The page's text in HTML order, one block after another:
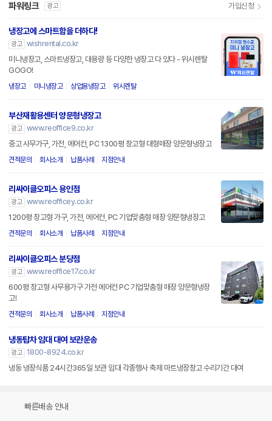
파워링크 광고 가입신청
냉장고에 스마트함을 더하다!
광고 wishrental.co.kr
미니냉장고, 스마트냉장고, 대용량 등 다양한 냉장고 다 있다 - 위시렌탈
GOGO!
냉장고 미니냉장고 상업용냉장고 위시렌탈
부산재활용센터 양문형냉장고
광고 www.reoffice9.co.kr
중고 사무가구, 가전, 에어컨, PC 1300평 창고형 대형매장 양문형냉장고
견적문의 회사소개 납품사례 지점안내
리싸이클오피스 용인점
광고 www.reofficey.co.kr
1200평 창고형 가구, 가전, 에어컨, PC 기업맞춤형 매장 양문형냉장고
견적문의 회사소개 납품사례 지점안내
리싸이클오피스 분당점
광고 www.reoffice17.co.kr
600평 창고형 사무용가구 가전 에어컨 PC 기업맞춤형 매장 양문형냉장
고!
견적문의 회사소개 납품사례 지점안내
냉동탑차 임대 대여 보관운송
광고 1800-8924.co.kr
냉동 냉장식품 24시간365일 보관 임대 각종행사 축제 마트냉장창고 수리기간 대여
빠른배송 안내